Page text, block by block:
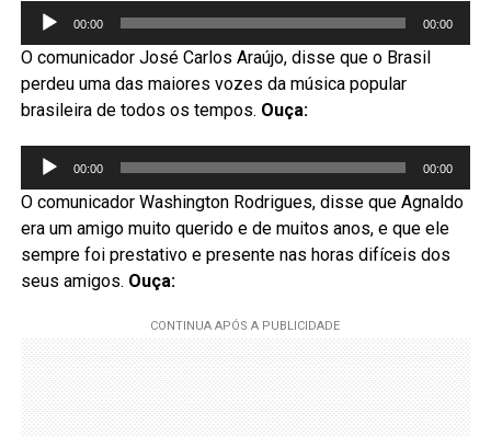
Tocador
áudio
00:00 00:00
O comunicador José Carlos Araújo, disse que o Brasil
perdeu uma das maiores vozes da música popular
brasileira de todos os tempos. Ouça:
Tocador
áudio
00:00 00:00
O comunicador Washington Rodrigues, disse que Agnaldo
era um amigo muito querido e de muitos anos, e que ele
sempre foi prestativo e presente nas horas difíceis dos
seus amigos. Ouça:
de